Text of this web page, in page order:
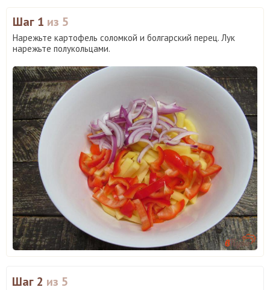
Шаг 1 из 5
Нарежьте картофель соломкой и болгарский перец. Лук
нарежьте полукольцами.
Шаг 2 из 5